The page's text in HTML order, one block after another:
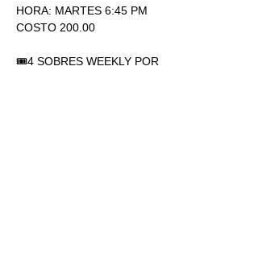
HORA: MARTES 6:45 PM
COSTO 200.00
🎟4 SOBRES WEEKLY POR